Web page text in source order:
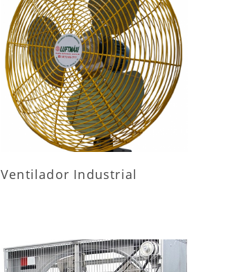
MAIS INFORMAÇÕES
Ventilador Industrial